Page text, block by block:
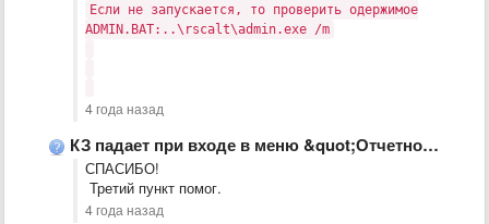
Если не запускается, то проверить одержимое
ADMIN.BAT:..\rscalt\admin.exe /m
4 года назад
КЗ падает при входе в меню &quot;Отчетность в ФНС&quot; и …
СПАСИБО!
Третий пункт помог.
4 года назад